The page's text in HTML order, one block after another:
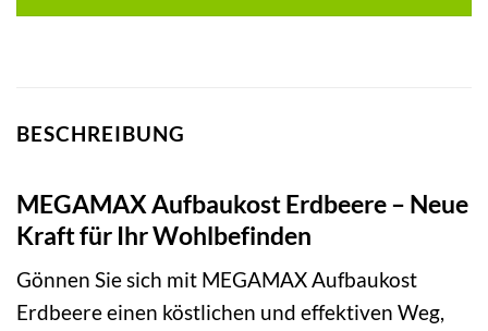
BESCHREIBUNG
MEGAMAX Aufbaukost Erdbeere – Neue
Kraft für Ihr Wohlbefinden
Gönnen Sie sich mit MEGAMAX Aufbaukost
Erdbeere einen köstlichen und effektiven Weg,